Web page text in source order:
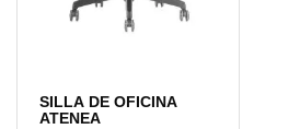
SILLA DE OFICINA
ATENEA